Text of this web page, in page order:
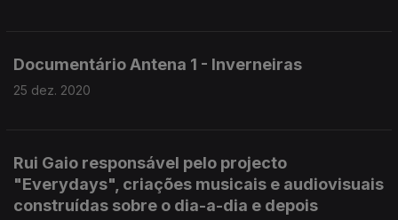
Documentário Antena 1 - Inverneiras
25 dez. 2020
Rui Gaio responsável pelo projecto
"Everydays", criações musicais e audiovisuais
construídas sobre o dia-a-dia e depois